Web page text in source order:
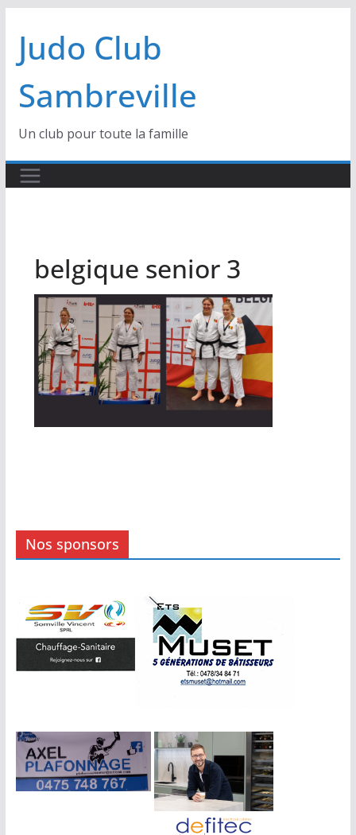
contenu
Judo Club
Sambreville
Un club pour toute la famille
belgique senior 3
Nos sponsors